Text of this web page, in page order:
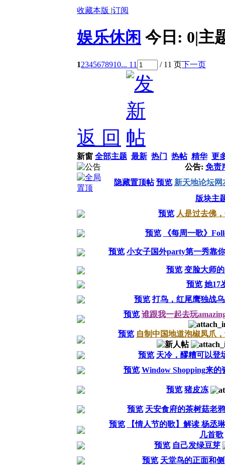
收藏本版 |订阅
娱乐休闲 今日: 0|主
12345678910... 11 / 11 页下一页
返 回
新窗 全部主题 最新 热门 热帖 精华 更
公告: 免责
隐藏置顶帖 预览 新天地论坛
版块主
预览 人是过去佛
预览 《每周一歌》
预览 小女子国外party第一秀靠
预览 变脸大师
预览 她17
预览 打鸟，红尾鹰独战
预览 谁跟我一起去玩
预览 自制中国地道泡椒凤爪
预览 天冷，醪糟可以登
预览 Window Shopping来的
预览 猪皮冻
预览 天安食府的茶树菇老
预览
【情人节的歌】解读 杨丞
几首歌
预览 自己发绿豆芽
预览 天堂鸟的正面和